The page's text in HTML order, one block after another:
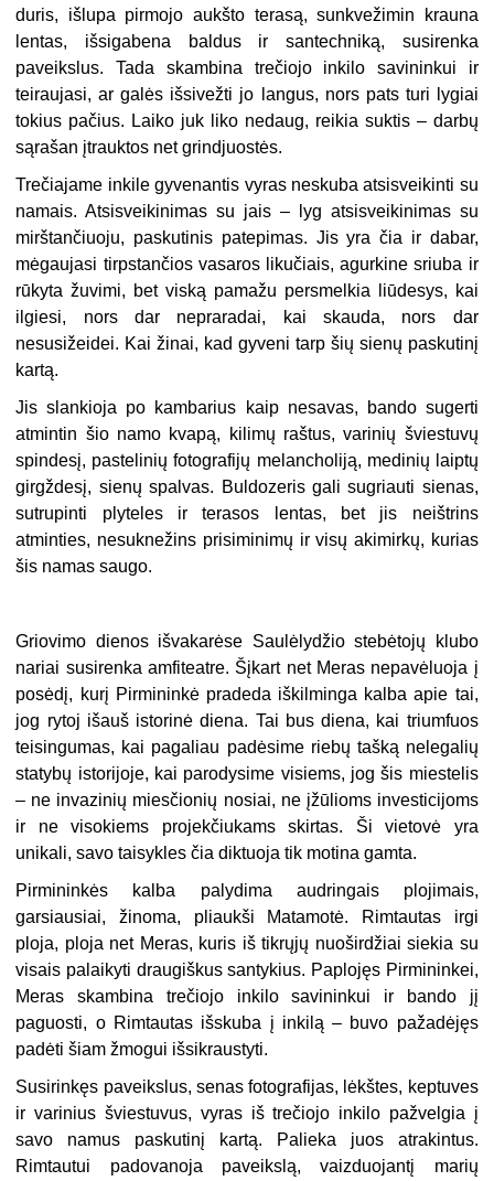
duris, išlupa pirmojo aukšto terasą, sunkvežimin krauna
lentas, išsigabena baldus ir santechniką, susirenka
paveikslus. Tada skambina trečiojo inkilo savininkui ir
teiraujasi, ar galės išsivežti jo langus, nors pats turi lygiai
tokius pačius. Laiko juk liko nedaug, reikia suktis – darbų
sąrašan įtrauktos net grindjuostės.
Trečiajame inkile gyvenantis vyras neskuba atsisveikinti su
namais. Atsisveikinimas su jais – lyg atsisveikinimas su
mirštančiuoju, paskutinis patepimas. Jis yra čia ir dabar,
mėgaujasi tirpstančios vasaros likučiais, agurkine sriuba ir
rūkyta žuvimi, bet viską pamažu persmelkia liūdesys, kai
ilgiesi, nors dar nepraradai, kai skauda, nors dar
nesusižeidei. Kai žinai, kad gyveni tarp šių sienų paskutinį
kartą.
Jis slankioja po kambarius kaip nesavas, bando sugerti
atmintin šio namo kvapą, kilimų raštus, varinių šviestuvų
spindesį, pastelinių fotografijų melancholiją, medinių laiptų
girgždesį, sienų spalvas. Buldozeris gali sugriauti sienas,
sutrupinti plyteles ir terasos lentas, bet jis neištrins
atminties, nesuknežins prisiminimų ir visų akimirkų, kurias
šis namas saugo.
Griovimo dienos išvakarėse Saulėlydžio stebėtojų klubo
nariai susirenka amfiteatre. Šįkart net Meras nepavėluoja į
posėdį, kurį Pirmininkė pradeda iškilminga kalba apie tai,
jog rytoj išauš istorinė diena. Tai bus diena, kai triumfuos
teisingumas, kai pagaliau padėsime riebų tašką nelegalių
statybų istorijoje, kai parodysime visiems, jog šis miestelis
– ne invazinių miesčionių nosiai, ne įžūlioms investicijoms
ir ne visokiems projekčiukams skirtas. Ši vietovė yra
unikali, savo taisykles čia diktuoja tik motina gamta.
Pirmininkės kalba palydima audringais plojimais,
garsiausiai, žinoma, pliaukši Matamotė. Rimtautas irgi
ploja, ploja net Meras, kuris iš tikrųjų nuoširdžiai siekia su
visais palaikyti draugiškus santykius. Paplojęs Pirmininkei,
Meras skambina trečiojo inkilo savininkui ir bando jį
paguosti, o Rimtautas išskuba į inkilą – buvo pažadėjęs
padėti šiam žmogui išsikraustyti.
Susirinkęs paveikslus, senas fotografijas, lėkštes, keptuves
ir varinius šviestuvus, vyras iš trečiojo inkilo pažvelgia į
savo namus paskutinį kartą. Palieka juos atrakintus.
Rimtautui padovanoja paveikslą, vaizduojantį marių